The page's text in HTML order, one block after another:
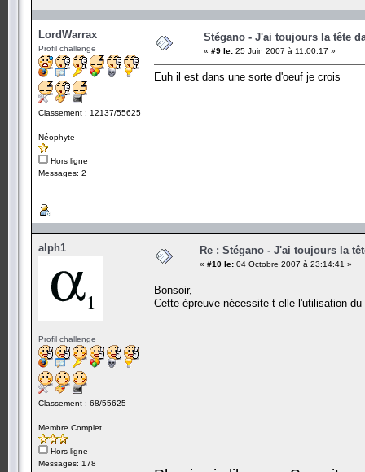
LordWarrax
Profil challenge
Classement : 12137/55625
Néophyte
Hors ligne
Messages: 2
Stégano - J'ai toujours la tête
« #9 le: 25 Juin 2007 à 11:00:17 »
Euh il est dans une sorte d'oeuf je crois
alph1
Profil challenge
Classement : 68/55625
Membre Complet
Hors ligne
Messages: 178
Re : Stégano - J'ai toujours la
« #10 le: 04 Octobre 2007 à 23:14:41 »
Bonsoir,
Cette épreuve nécessite-t-elle l'utilisation